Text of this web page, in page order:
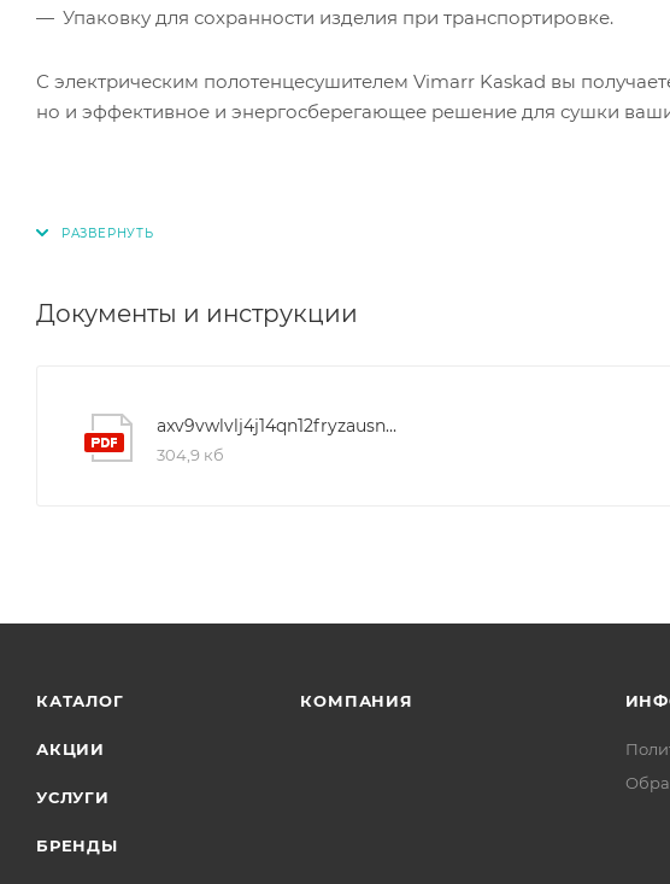
Упаковку для сохранности изделия при транспортировке.
С электрическим полотенцесушителем Vimarr Kaskad вы
но и эффективное и энергосберегающее решение для сушки
Документы и инструкции
axv9vwlvlj4j14qn12fryzausn9cig27
304,9 кб
КАТАЛОГ
АКЦИИ
УСЛУГИ
БРЕНДЫ
КОМПАНИЯ